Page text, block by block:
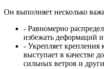
Он выполняет несколько
- Равномерно
избежать деформаций
- Укрепляет крепления
выступает в качестве
сильных ветров и